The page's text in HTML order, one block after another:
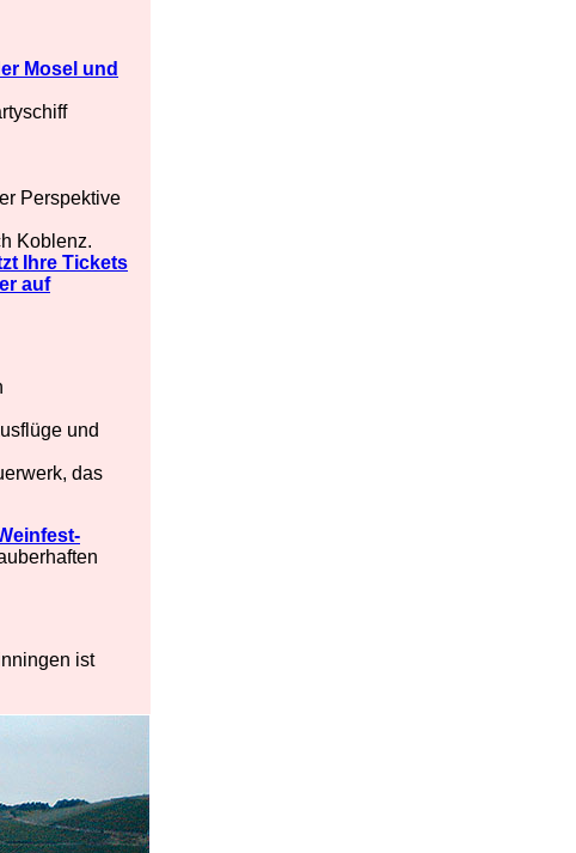
Mosel und
Perspektive
Koblenz.
Ihre Tickets
auf
und
das
ist